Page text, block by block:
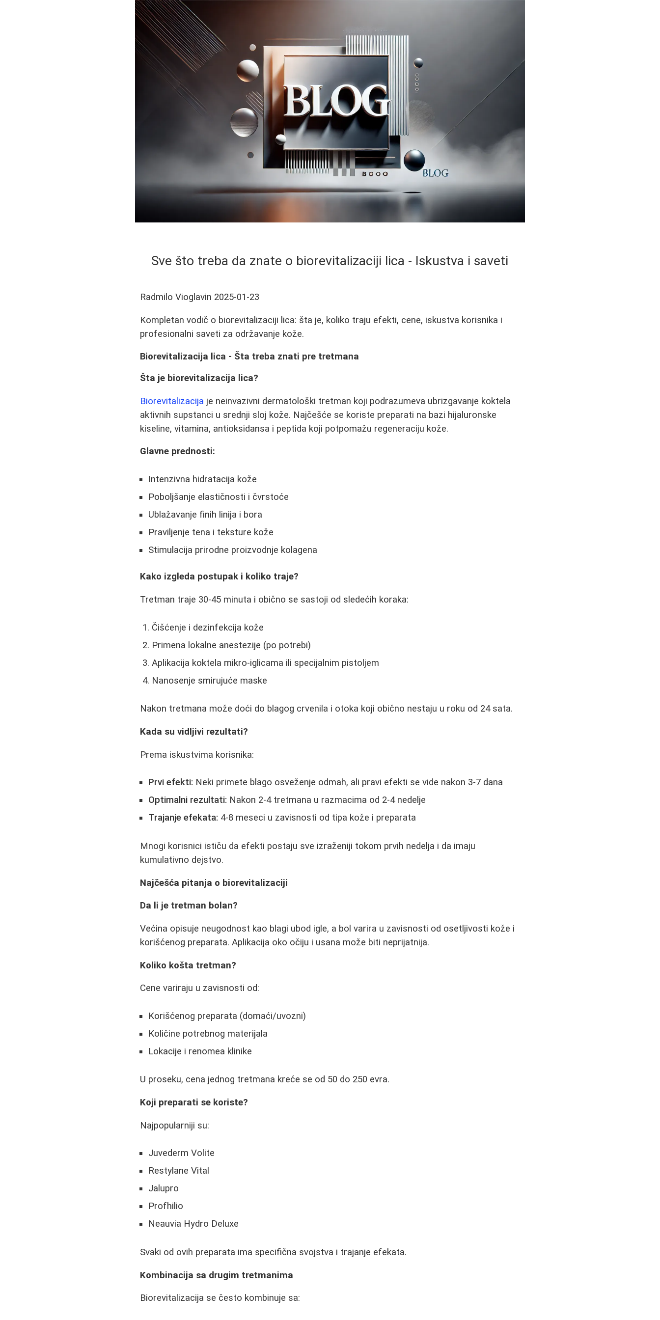
Sve što treba da znate o biorevitalizaciji lica - Iskustva i saveti
Radmilo Vioglavin 2025-01-23
Kompletan vodič o biorevitalizaciji lica: šta je, koliko traju efekti, cene, iskustva korisnika i
profesionalni saveti za održavanje kože.
Biorevitalizacija lica - Šta treba znati pre tretmana
Šta je biorevitalizacija lica?
Biorevitalizacija je neinvazivni dermatološki tretman koji podrazumeva ubrizgavanje koktela
aktivnih supstanci u srednji sloj kože. Najčešće se koriste preparati na bazi hijaluronske
kiseline, vitamina, antioksidansa i peptida koji potpomažu regeneraciju kože.
Glavne prednosti:
Intenzivna hidratacija kože
Poboljšanje elastičnosti i čvrstoće
Ublažavanje finih linija i bora
Praviljenje tena i teksture kože
Stimulacija prirodne proizvodnje kolagena
Kako izgleda postupak i koliko traje?
Tretman traje 30-45 minuta i obično se sastoji od sledećih koraka:
Čišćenje i dezinfekcija kože
Primena lokalne anestezije (po potrebi)
Aplikacija koktela mikro-iglicama ili specijalnim pistoljem
Nanosenje smirujuće maske
Nakon tretmana može doći do blagog crvenila i otoka koji obično nestaju u roku od 24 sata.
Kada su vidljivi rezultati?
Prema iskustvima korisnika:
Prvi efekti: Neki primete blago osveženje odmah, ali pravi efekti se vide nakon 3-7 dana
Optimalni rezultati: Nakon 2-4 tretmana u razmacima od 2-4 nedelje
Trajanje efekata: 4-8 meseci u zavisnosti od tipa kože i preparata
Mnogi korisnici ističu da efekti postaju sve izraženiji tokom prvih nedelja i da imaju
kumulativno dejstvo.
Najčešća pitanja o biorevitalizaciji
Da li je tretman bolan?
Većina opisuje neugodnost kao blagi ubod igle, a bol varira u zavisnosti od osetljivosti kože i
korišćenog preparata. Aplikacija oko očiju i usana može biti neprijatnija.
Koliko košta tretman?
Cene variraju u zavisnosti od:
Korišćenog preparata (domaći/uvozni)
Količine potrebnog materijala
Lokacije i renomea klinike
U proseku, cena jednog tretmana kreće se od 50 do 250 evra.
Koji preparati se koriste?
Najpopularniji su:
Juvederm Volite
Restylane Vital
Jalupro
Profhilio
Neauvia Hydro Deluxe
Svaki od ovih preparata ima specifična svojstva i trajanje efekata.
Kombinacija sa drugim tretmanima
Biorevitalizacija se često kombinuje sa: